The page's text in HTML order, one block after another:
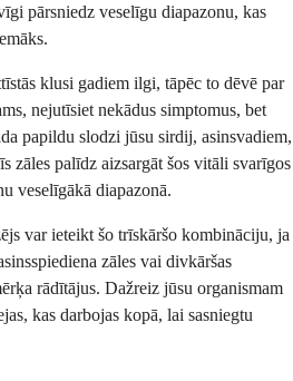
pārsniedz veselīgu diapazonu, kas
klusi gadiem ilgi, tāpēc to dēvē par
nejutīsiet nekādus simptomus, bet
papildu slodzi jūsu sirdij, asinsvadiem,
zāles palīdz aizsargāt šos vitāli svarīgos
veselīgākā diapazonā.
var ieteikt šo trīskāršo kombināciju, ja
zāles vai divkāršas
rādītājus. Dažreiz jūsu organismam
kas darbojas kopā, lai sasniegtu